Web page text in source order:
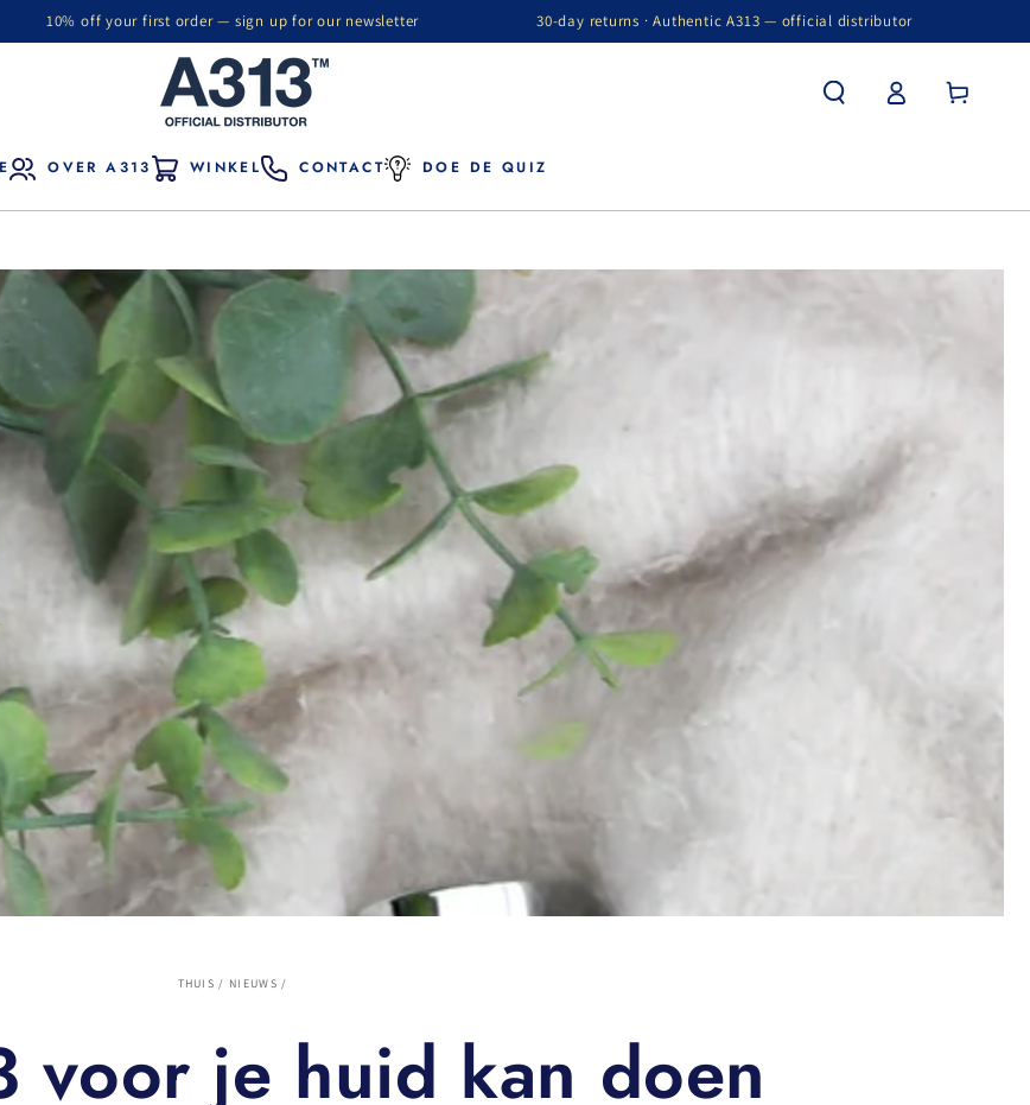
10% off your first order — sign up for our newsletter 30-day returns · Authentic A313 — official distributor
OVER A313 WINKEL CONTACT DOE DE QUIZ
InloggenWinkelwagen
THUIS / NIEUWS /
voor je huid kan doen